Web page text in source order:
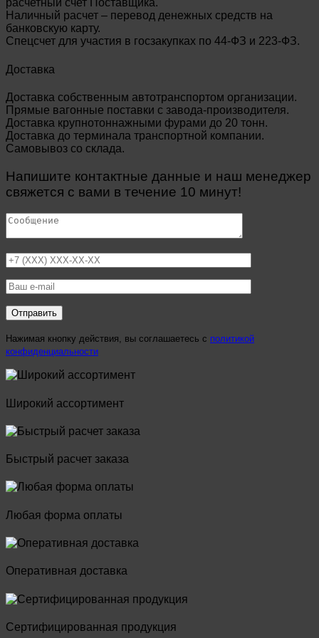
расчетный счет Поставщика.
Наличный расчет – перевод денежных средств на
банковскую карту.
Спецсчет для участия в госзакупках по 44-ФЗ и 223-ФЗ.
Доставка
Доставка собственным автотранспортом организации.
Прямые вагонные поставки с завода-производителя.
Доставка крупнотоннажными фурами до 20 тонн.
Доставка до терминала транспортной компании.
Самовывоз со склада.
Напишите контактные данные и наш менеджер
свяжется с вами в течение 10 минут!
Нажимая кнопку действия, вы соглашаетесь с политикой
конфиденциальности
Широкий ассортимент
Быстрый расчет заказа
Любая форма оплаты
Оперативная доставка
Сертифицированная продукция